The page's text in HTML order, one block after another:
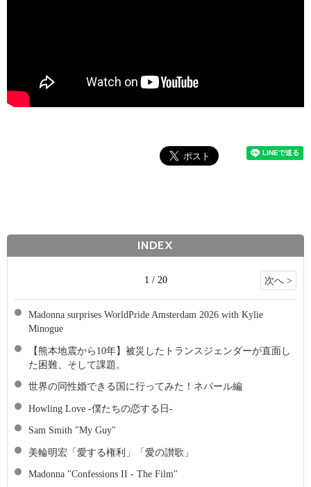
INDEX
1 / 20 次へ >
Madonna surprises WorldPride Amsterdam 2026 with Kylie
Minogue
【熊本地震から10年】被災したトランスジェンダーが直面し
た困難、そして課題。
世界の同性婚できる国に行ってみた！ネパール編
Howling Love -僕たちの恋する日-
Sam Smith "My Guy"
美輪明宏「愛する権利」「愛の讃歌」
Madonna "Confessions II - The Film"